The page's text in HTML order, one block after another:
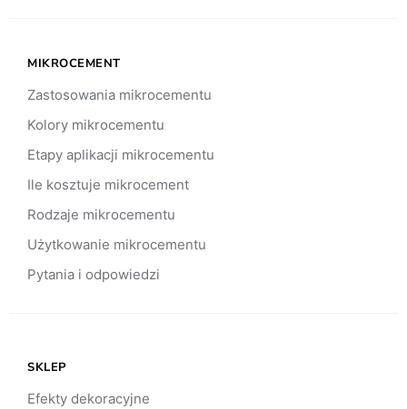
MIKROCEMENT
Zastosowania mikrocementu
Kolory mikrocementu
Etapy aplikacji mikrocementu
Ile kosztuje mikrocement
Rodzaje mikrocementu
Użytkowanie mikrocementu
Pytania i odpowiedzi
SKLEP
Efekty dekoracyjne